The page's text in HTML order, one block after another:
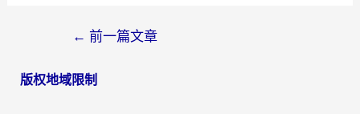
导
← 前一篇文章
版权地域限制